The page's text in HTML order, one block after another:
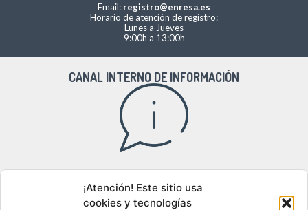
¡Atención! Este sitio usa
cookies y tecnologías
Email: registro@enresa.es
Horario de atención de registro:
Lunes a Jueves
9:00h a 13:00h
CANAL INTERNO DE INFORMACIÓN